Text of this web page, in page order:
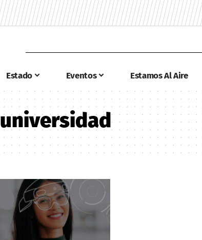
Estado Eventos Estamos Al Aire
universidad